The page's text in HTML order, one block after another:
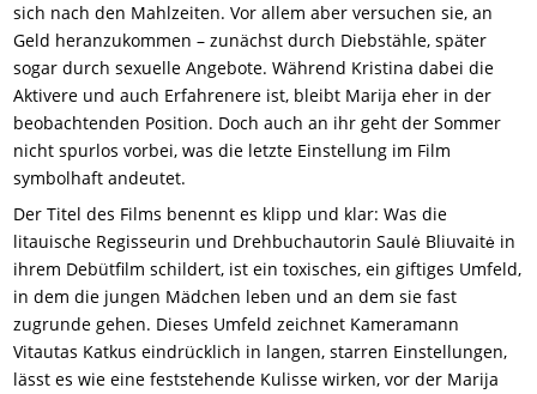
sich nach den Mahlzeiten. Vor allem aber versuchen sie, an
Geld heranzukommen – zunächst durch Diebstähle, später
sogar durch sexuelle Angebote. Während Kristina dabei die
Aktivere und auch Erfahrenere ist, bleibt Marija eher in der
beobachtenden Position. Doch auch an ihr geht der Sommer
nicht spurlos vorbei, was die letzte Einstellung im Film
symbolhaft andeutet.
Der Titel des Films benennt es klipp und klar: Was die
litauische Regisseurin und Drehbuchautorin Saulė Bliuvaitė in
ihrem Debütfilm schildert, ist ein toxisches, ein giftiges Umfeld,
in dem die jungen Mädchen leben und an dem sie fast
zugrunde gehen. Dieses Umfeld zeichnet Kameramann
Vitautas Katkus eindrücklich in langen, starren Einstellungen,
lässt es wie eine feststehende Kulisse wirken, vor der Marija